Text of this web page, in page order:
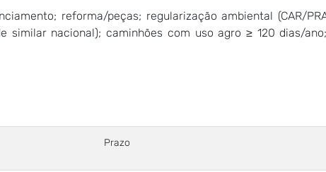
reforma/peças; regularização ambiental (CAR/
similar nacional); caminhões com uso agro ≥ 120 dias/
Prazo